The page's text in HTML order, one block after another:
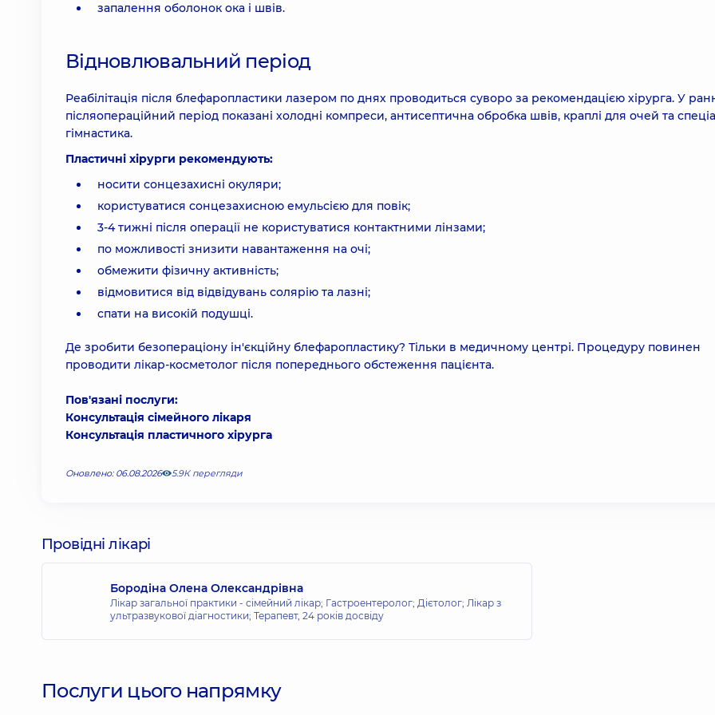
запалення оболонок ока і швів.
Відновлювальний період
Реабілітація після блефаропластики лазером по днях проводиться суворо за рекомендацією хірурга. У
післяопераційний період показані холодні компреси, антисептична обробка швів, краплі для очей та
гімнастика.
Пластичні хірурги рекомендують:
носити сонцезахисні окуляри;
користуватися сонцезахисною емульсією для повік;
3-4 тижні після операції не користуватися контактними лінзами;
по можливості знизити навантаження на очі;
обмежити фізичну активність;
відмовитися від відвідувань солярію та лазні;
спати на високій подушці.
Де зробити безопераціону ін'єкційну блефаропластику? Тільки в медичному центрі. Процедуру повинен
проводити лікар-косметолог після попереднього обстеження пацієнта.
Пов'язані послуги:
Консультація сімейного лікаря
Консультація пластичного хірурга
Оновлено: 06.08.2026 5.9К перегляди
Провідні лікарі
Бородіна Олена Олександрівна
Лікар загальної практики - сімейний лікар; Гастроентеролог; Дієтолог; Лікар з
ультразвукової діагностики; Терапевт, 24 років досвіду
Послуги цього напрямку